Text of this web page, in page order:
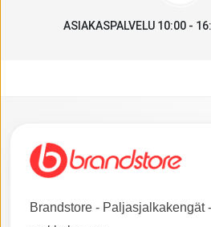
ASIAKASPALVELU 10:00 -
Brandstore - Paljasjalkakengät